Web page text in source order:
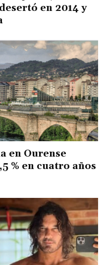
en 2014 y
en Ourense
% en cuatro años